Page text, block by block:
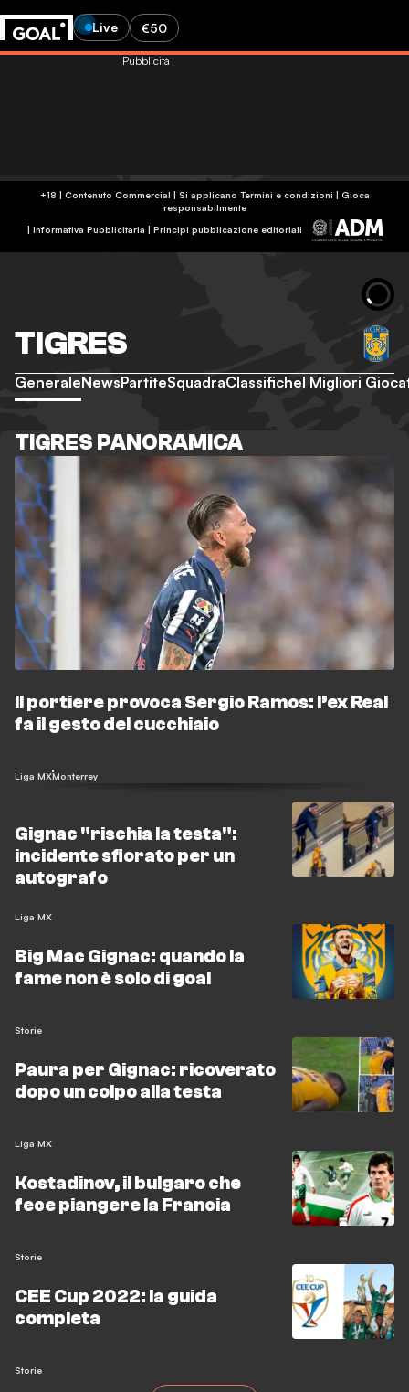
Live €50
+18 | Contenuto Commercial | Si applicano Termini e condizioni | Gioca
responsabilmente
| Informativa Pubblicitaria | Principi pubblicazione editoriali
Pubblicità
TIGRES
GeneraleNewsPartiteSquadraClassificheI Migliori
TIGRES PANORAMICA
Il portiere provoca Sergio Ramos: l’ex Real
fa il gesto del cucchiaio
Liga MXMonterrey
Gignac "rischia la testa":
incidente sfiorato per un
autografo
Liga MX
Big Mac Gignac: quando la
fame non è solo di goal
Storie
Paura per Gignac: ricoverato
dopo un colpo alla testa
Liga MX
Kostadinov, il bulgaro che
fece piangere la Francia
Storie
CEE Cup 2022: la guida
completa
Storie